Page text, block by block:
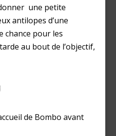
une petite
antilopes d’une
chance pour les
au bout de l’objectif,
de Bombo avant